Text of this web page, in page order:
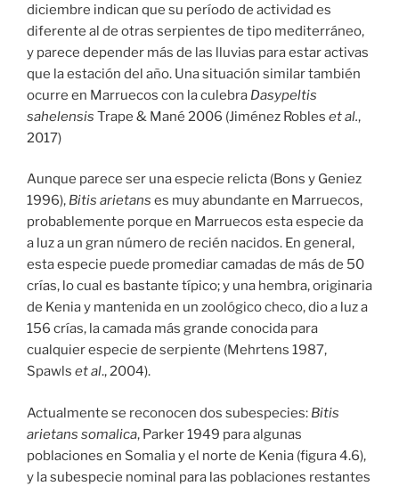
diciembre indican que su período de actividad es
diferente al de otras serpientes de tipo mediterráneo,
y parece depender más de las lluvias para estar activas
que la estación del año. Una situación similar también
ocurre en Marruecos con la culebra Dasypeltis
sahelensis Trape & Mané 2006 (Jiménez Robles et al.,
2017)
Aunque parece ser una especie relicta (Bons y Geniez
1996), Bitis arietans es muy abundante en Marruecos,
probablemente porque en Marruecos esta especie da
a luz a un gran número de recién nacidos. En general,
esta especie puede promediar camadas de más de 50
crías, lo cual es bastante típico; y una hembra, originaria
de Kenia y mantenida en un zoológico checo, dio a luz a
156 crías, la camada más grande conocida para
cualquier especie de serpiente (Mehrtens 1987,
Spawls et al., 2004).
Actualmente se reconocen dos subespecies: Bitis
arietans somalica, Parker 1949 para algunas
poblaciones en Somalia y el norte de Kenia (figura 4.6),
y la subespecie nominal para las poblaciones restantes